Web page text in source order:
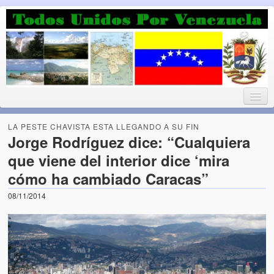
Luchando por la Democracia
Fuera el chavismo, la peor peste que le ha caido a esta tierra
Home
¡Bienvenido!
Todos Unidos por Venezuela te da la bienvenida a éste nuestro
Blog. (Todos Unidos por Venezuela welcomes you to our Blog)
Acerca de este blog (About this Blog)
LA PESTE CHAVISTA ESTA LLEGANDO A SU FIN
Jorge Rodríguez dice: “Cualquiera
que viene del interior dice ‘mira
cómo ha cambiado Caracas”
08/11/2014